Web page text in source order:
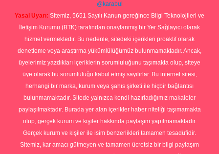
@karabul
Yasal Uyarı: Sitemiz, 5651 Sayılı Kanun gereğince Bilgi Teknolojileri ve
İletişim Kurumu (BTK) tarafından onaylanmış bir Yer Sağlayıcı olarak
hizmet vermektedir. Bu nedenle, sitedeki içerikleri proaktif olarak
denetleme veya araştırma yükümlülüğümüz bulunmamaktadır. Ancak,
üyelerimiz yazdıkları içeriklerin sorumluluğunu taşımakta olup, siteye
üye olarak bu sorumluluğu kabul etmiş sayılırlar. Bu internet sitesi,
herhangi bir marka, kurum veya şahıs şirketi ile hiçbir bağlantısı
bulunmamaktadır. Sitede yalnızca kendi hazırladığımız makaleler
paylaşılmaktadır. Burada yer alan içerikler haber niteliği taşımamakta
olup, gerçek kurum ve kişiler hakkında paylaşım yapılmamaktadır.
Gerçek kurum ve kişiler ile isim benzerlikleri tamamen tesadüfidir.
Sitemiz, kar amacı gütmeyen ve tamamen ücretsiz bir bilgi paylaşım